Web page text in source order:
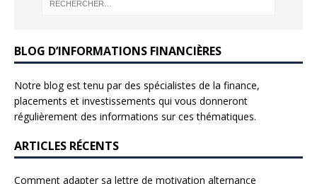
BLOG D’INFORMATIONS FINANCIÈRES
Notre blog est tenu par des spécialistes de la finance,
placements et investissements qui vous donneront
régulièrement des informations sur ces thématiques.
ARTICLES RÉCENTS
Comment adapter sa lettre de motivation alternance